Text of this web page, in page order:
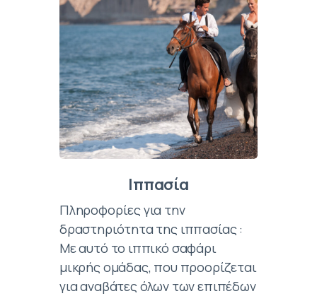
Ιππασία
Πληροφορίες για την
δραστηριότητα της ιππασίας :
Με αυτό το ιππικό σαφάρι
μικρής ομάδας, που προορίζεται
για αναβάτες όλων των επιπέδων